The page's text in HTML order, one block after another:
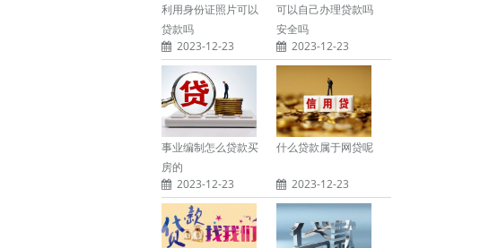
利用身份证照片可以
贷款吗
2023-12-23
可以自己办理贷款吗
安全吗
2023-12-23
事业编制怎么贷款买
房的
2023-12-23
什么贷款属于网贷呢
2023-12-23